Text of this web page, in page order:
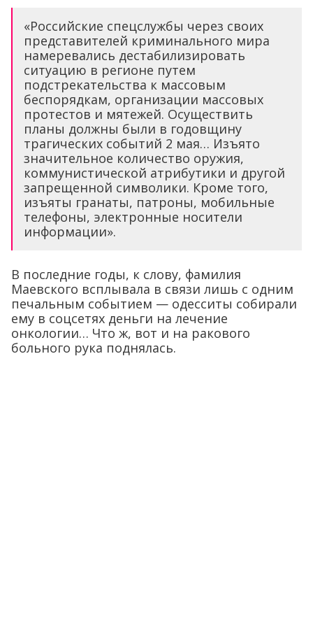
«Российские спецслужбы через своих
представителей криминального мира
намеревались дестабилизировать
ситуацию в регионе путем
подстрекательства к массовым
беспорядкам, организации массовых
протестов и мятежей. Осуществить
планы должны были в годовщину
трагических событий 2 мая… Изъято
значительное количество оружия,
коммунистической атрибутики и другой
запрещенной символики. Кроме того,
изъяты гранаты, патроны, мобильные
телефоны, электронные носители
информации».
В последние годы, к слову, фамилия
Маевского всплывала в связи лишь с одним
печальным событием — одесситы собирали
ему в соцсетях деньги на лечение
онкологии… Что ж, вот и на ракового
больного рука поднялась.